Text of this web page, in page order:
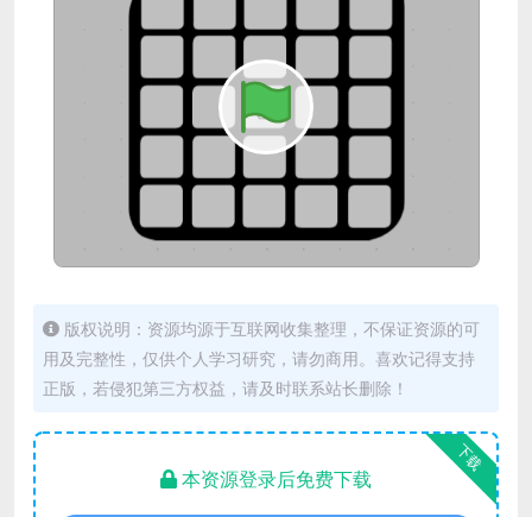
版权说明：资源均源于互联网收集整理，不保证资源的可
用及完整性，仅供个人学习研究，请勿商用。喜欢记得支持
正版，若侵犯第三方权益，请及时联系站长删除！
下载
本资源登录后免费下载